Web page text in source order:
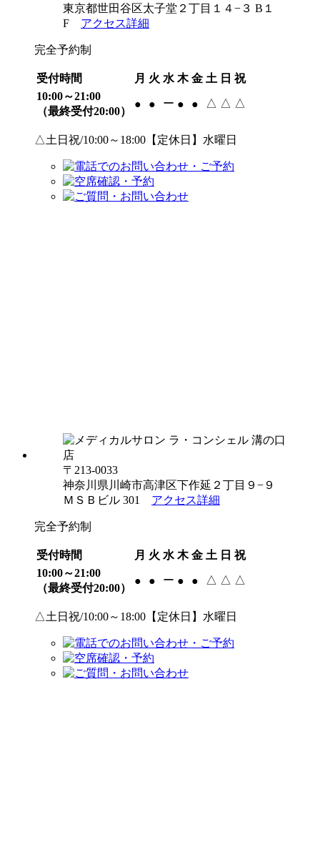
東京都世田谷区太子堂２丁目１４−３ B１
F アクセス詳細
完全予約制
受付時間 月 火 水 木 金 土 日 祝
10:00～21:00
（最終受付20:00）
● ● ー ● ● △ △ △
△土日祝/10:00～18:00【定休日】水曜日
〒213-0033
神奈川県川崎市高津区下作延２丁目９−９
ＭＳＢビル 301 アクセス詳細
完全予約制
受付時間 月 火 水 木 金 土 日 祝
10:00～21:00
（最終受付20:00）
● ● ー ● ● △ △ △
△土日祝/10:00～18:00【定休日】水曜日